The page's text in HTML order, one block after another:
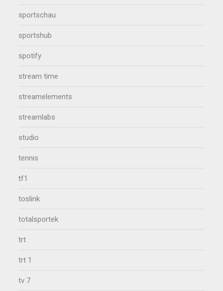
sportschau
sportshub
spotify
stream time
streamelements
streamlabs
studio
tennis
tf1
toslink
totalsportek
trt
trt 1
tv 7